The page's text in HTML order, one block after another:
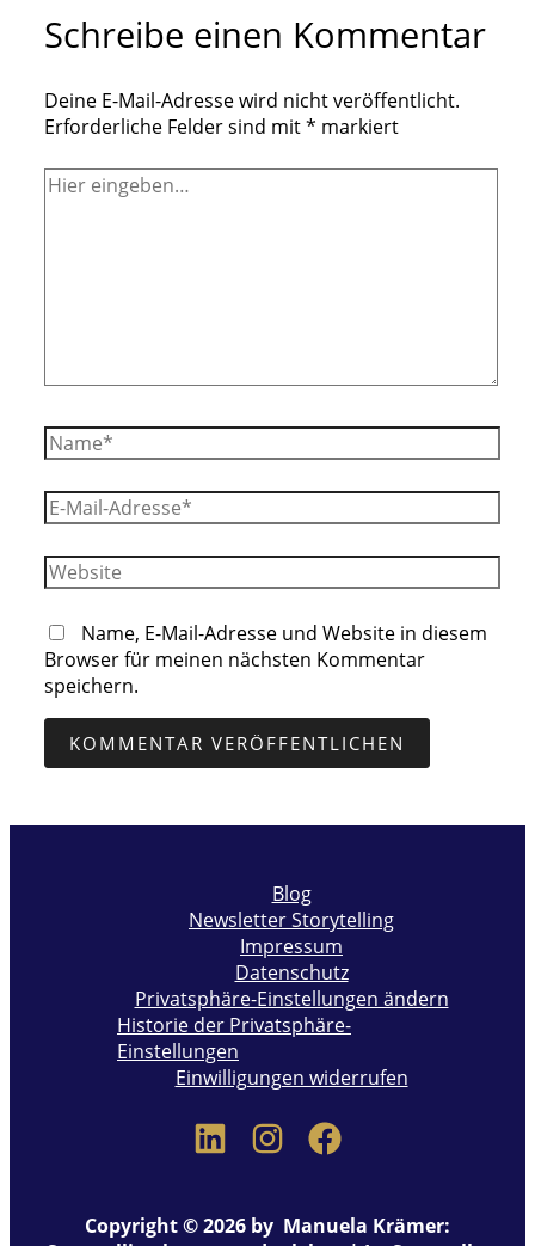
Schreibe einen Kommentar
Deine E-Mail-Adresse wird nicht veröffentlicht.
Erforderliche Felder sind mit* markiert
Hier
Name*
E-
Mail-
Adresse*
Website
Name, E-Mail-Adresse und Website in diesem
Browser für meinen nächsten Kommentar
speichern.
Blog
Newsletter Storytelling
Impressum
Datenschutz
Privatsphäre-Einstellungen ändern
Historie der Privatsphäre-
Einstellungen
Einwilligungen widerrufen
Copyright © 2026 by Manuela Krämer: